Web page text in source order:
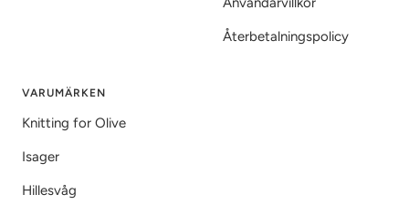
Återbetalningspolicy
VARUMÄRKEN
Knitting for Olive
Isager
Hillesvåg